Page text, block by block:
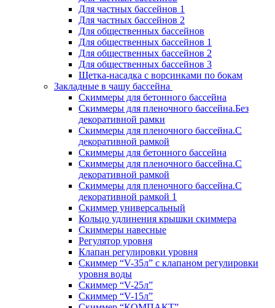
Для частных бассейнов 1
Для частных бассейнов 2
Для общественных бассейнов
Для общественных бассейнов 1
Для общественных бассейнов 2
Для общественных бассейнов 3
Щетка-насадка с ворсинками по бокам
Закладные в чашу бассейна
Скиммеры для бетонного бассейна
Скиммеры для пленочного бассейна.Без
декоративной рамки
Скиммеры для пленочного бассейна.С
декоративной рамкой
Скиммеры для бетонного бассейна
Скиммеры для пленочного бассейна.С
декоративной рамкой
Скиммеры для пленочного бассейна.С
декоративной рамкой 1
Скиммер универсальный
Кольцо удлинения крышки скиммера
Скиммеры навесные
Регулятор уровня
Клапан регулировки уровня
Скиммер “V-35л” с клапаном регулировки
уровня воды
Скиммер “V-25л”
Скиммер “V-15л”